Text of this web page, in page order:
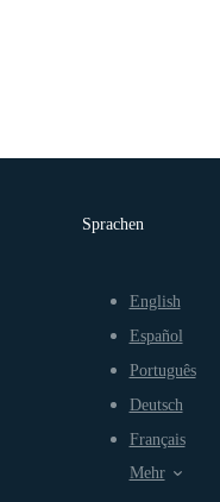
Sprachen
English
Español
Português
Deutsch
Français
Mehr